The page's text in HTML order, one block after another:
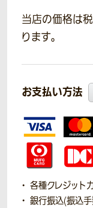
当店の価格は
ります。
お支払い方法
各種クレジット
銀行振込(振込